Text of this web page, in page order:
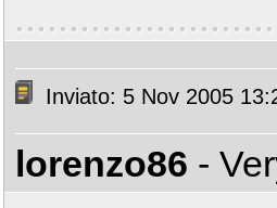
Inviato: 5 Nov 2005
lorenzo86 -